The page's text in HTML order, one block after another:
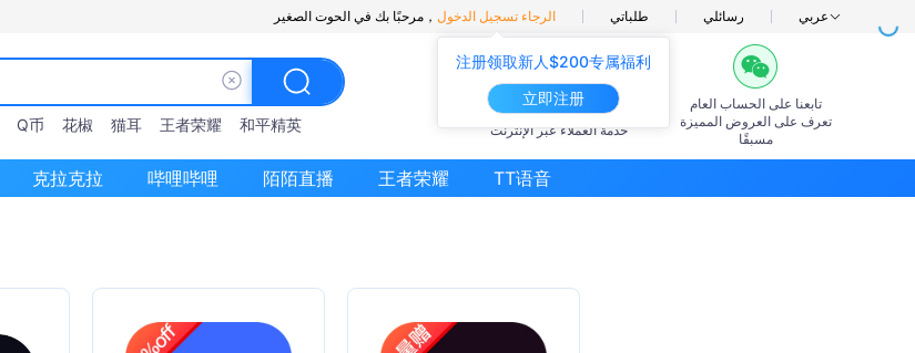
注册领取新人$200专属福利
立即注册
مرحبًا بك في الحوت الصغير， الرجاء تسجيل الدخول طلباتي رسائلي عربي
Q币 花椒 猫耳 王者荣耀 和平精英
7×24ساعة
خدمة العملاء عبر الإنترنت
تابعنا على الحساب العام
تعرف على العروض المميزة
مسبقًا
克拉克拉 哔哩哔哩 陌陌直播 王者荣耀 TT语音